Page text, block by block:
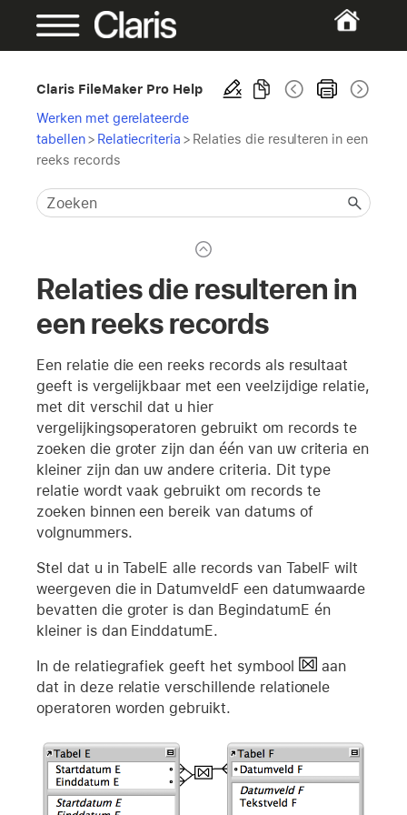
Claris FileMaker Pro Help
Werken met gerelateerde
tabellen> Relatiecriteria > Relaties die resulteren in een
reeks records
Relaties die resulteren in
een reeks records
Een relatie die een reeks records als resultaat
geeft is vergelijkbaar met een veelzijdige relatie,
met dit verschil dat u hier
vergelijkingsoperatoren gebruikt om records te
zoeken die groter zijn dan één van uw criteria en
kleiner zijn dan uw andere criteria. Dit type
relatie wordt vaak gebruikt om records te
zoeken binnen een bereik van datums of
volgnummers.
Stel dat u in TabelE alle records van TabelF wilt
weergeven die in DatumveldF een datumwaarde
bevatten die groter is dan BegindatumE én
kleiner is dan EinddatumE.
In de relatiegrafiek geeft het symbool
aan
dat in deze relatie verschillende relationele
operatoren worden gebruikt.